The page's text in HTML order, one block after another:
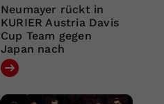
Neumayer rückt in
KURIER Austria Davis
Cup Team gegen
Japan nach